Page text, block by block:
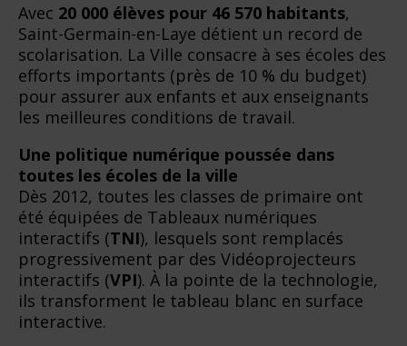
Avec 20 000 élèves pour 46 570 habitants,
Saint-Germain-en-Laye détient un record de
scolarisation. La Ville consacre à ses écoles des
efforts importants (près de 10 % du budget)
pour assurer aux enfants et aux enseignants
les meilleures conditions de travail.
Une politique numérique poussée dans
toutes les écoles de la ville
Dès 2012, toutes les classes de primaire ont
été équipées de Tableaux numériques
interactifs (TNI), lesquels sont remplacés
progressivement par des Vidéoprojecteurs
interactifs (VPI). À la pointe de la technologie,
ils transforment le tableau blanc en surface
interactive.